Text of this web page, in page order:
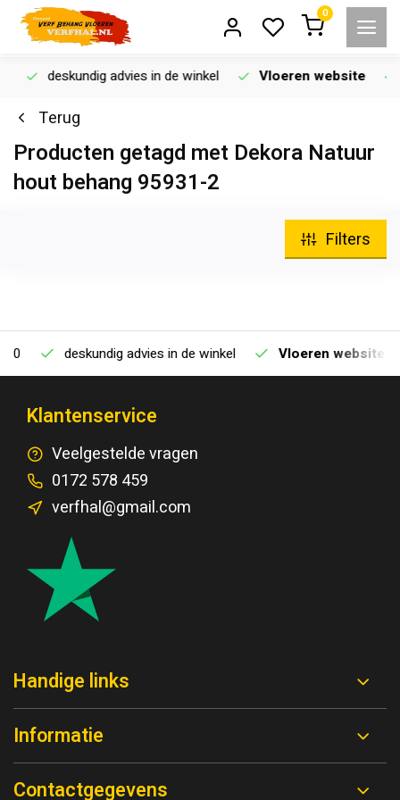
0
deskundig advies in de winkel Vloeren website
Terug
Producten getagd met Dekora Natuur
hout behang 95931-2
Filters
deskundig advies in de winkel Vloeren website
Klantenservice
Veelgestelde vragen
0172 578 459
verfhal@gmail.com
Handige links
Informatie
Contactgegevens